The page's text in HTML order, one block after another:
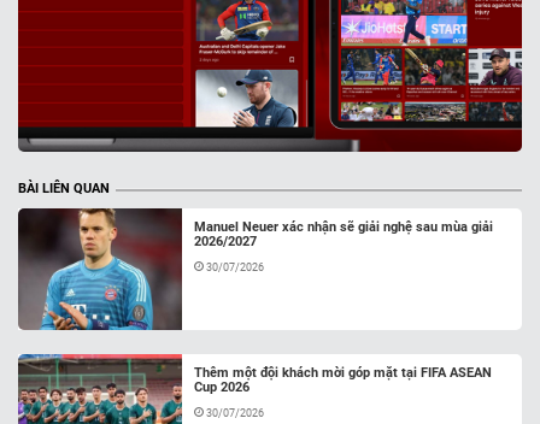
BÀI LIÊN QUAN
Manuel Neuer xác nhận sẽ giải nghệ sau mùa giải
2026/2027
30/07/2026
Thêm một đội khách mời góp mặt tại FIFA ASEAN
Cup 2026
30/07/2026